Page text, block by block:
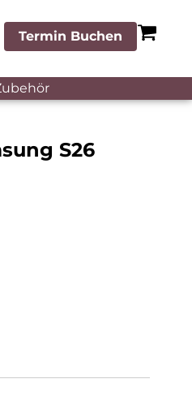
Termin Buchen
S26